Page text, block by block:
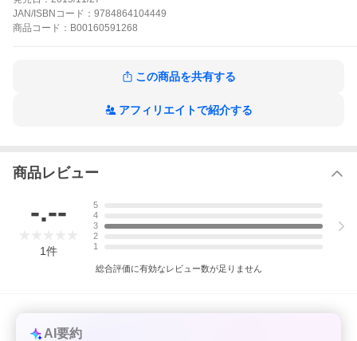
を詰め込み、お子さんを自然に寝たい気持ちにさせる絵本です。
おやすみ、ロジャーの作品をもっと見る
JAN/ISBNコード： 9784864104449
商品 コード： B00160591268
この商品を共有する
アフィリエイトで紹介する
商品レビュー
-.--
1件
5
4
3
2
1
総合評価に有効なレビュー数が足りません
AI要約